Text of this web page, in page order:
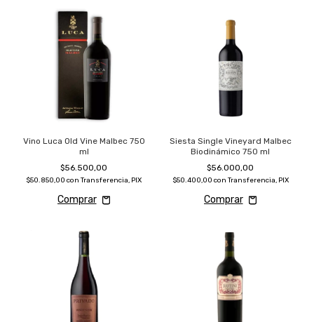
Vino Luca Old Vine Malbec 750
ml
$56.500,00
$50.850,00 con Transferencia, PIX
Siesta Single Vineyard Malbec
Biodinámico 750 ml
$56.000,00
$50.400,00 con Transferencia, PIX